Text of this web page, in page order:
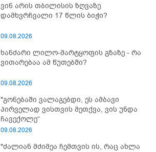
გიგა ავალიანის დედა
ვინ არის თბილისის ზღვაზე
დამხვრჩვალი 17 წლის ბიჭი?
09.08.2026
ხანძარი ლილო-მარტყოფის გზაზე - რა
ვითარებაა ამ წუთებში?
09.08.2026
"გონებაში ვალაგებდი, ეს ამბავი
პირველად ვისთვის მეთქვა, ვის უნდა
ჩავექოლე“
09.08.2026
"ძალიან მძიმეა ჩემთვის ის, რაც ახლა